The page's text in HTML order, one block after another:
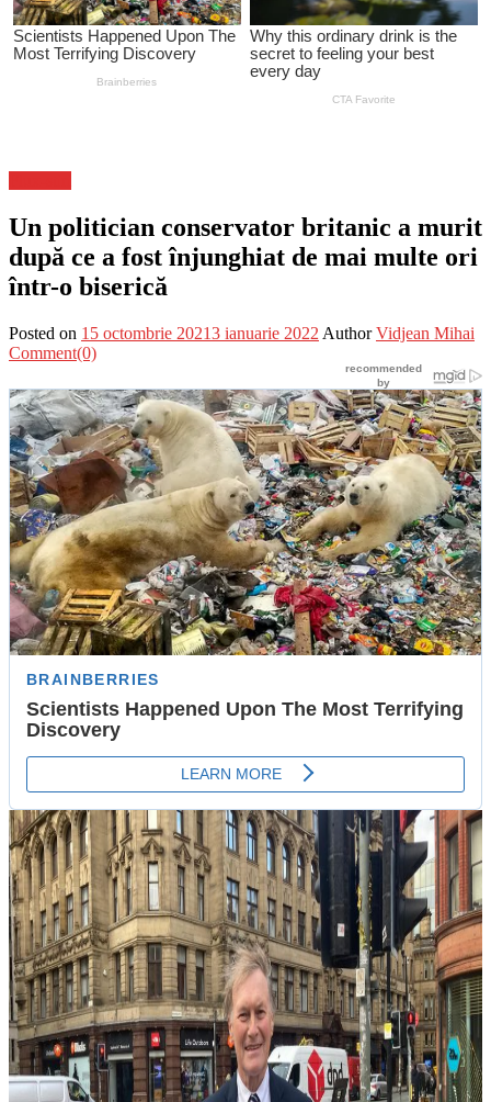
Un politician conservator britanic a murit
după ce a fost înjunghiat de mai multe ori
într-o biserică
Posted on 15 octombrie 20213 ianuarie 2022 Author Vidjean Mihai
Comment(0)